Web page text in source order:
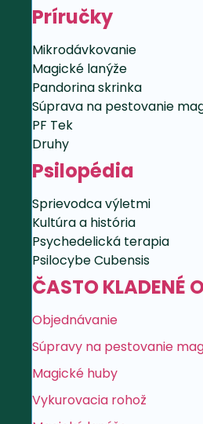
Príručky
Mikrodávkovanie
Magické lanýže
Pandorina skrinka
Súprava na pestovanie
PF Tek
Druhy
Psilopédia
Sprievodca výletmi
Kultúra a história
Psychedelická terapia
Psilocybe Cubensis
ČASTO KLADENÉ
Objednávanie
Súpravy na pestovanie
Magické huby
Vykurovacia rohož